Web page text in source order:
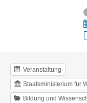
Veranstaltung
Staatsministerium für
Bildung und